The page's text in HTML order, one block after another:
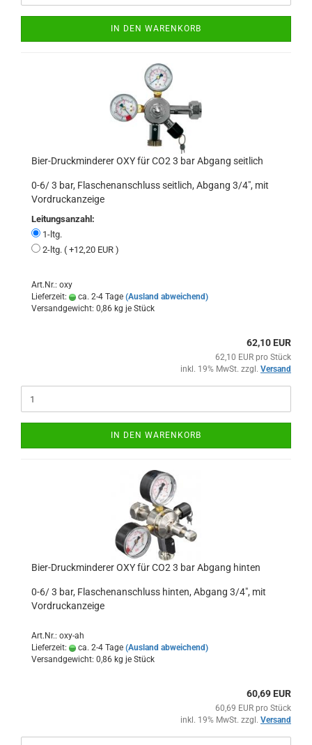
IN DEN WARENKORB
Bier-Druckminderer OXY für CO2 3 bar Abgang seitlich
0-6/ 3 bar, Flaschenanschluss seitlich, Abgang 3/4", mit
Vordruckanzeige
Leitungsanzahl:
1-ltg.
2-ltg. ( +12,20 EUR )
Art.Nr.: oxy
Lieferzeit:
ca. 2-4 Tage (Ausland abweichend)
Versandgewicht: 0,86 kg je Stück
62,10 EUR
62,10 EUR pro Stück
inkl. 19% MwSt. zzgl. Versand
IN DEN WARENKORB
Bier-Druckminderer OXY für CO2 3 bar Abgang hinten
0-6/ 3 bar, Flaschenanschluss hinten, Abgang 3/4", mit
Vordruckanzeige
Art.Nr.: oxy-ah
Lieferzeit:
ca. 2-4 Tage (Ausland abweichend)
Versandgewicht: 0,86 kg je Stück
60,69 EUR
60,69 EUR pro Stück
inkl. 19% MwSt. zzgl. Versand